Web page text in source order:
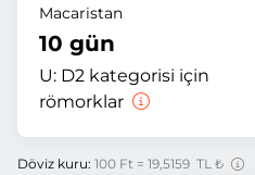
Macaristan
10 gün
U: D2 kategorisi için
römorklar
Döviz kuru: 100 Ft = 19,5159 TL ₺